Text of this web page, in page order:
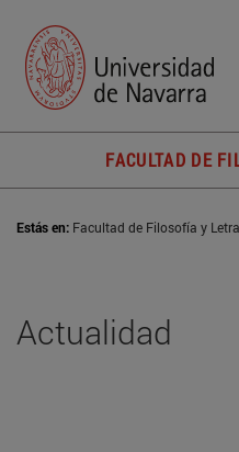
FACULTAD DE
Estás en: Facultad de Filosofía y
Actualidad